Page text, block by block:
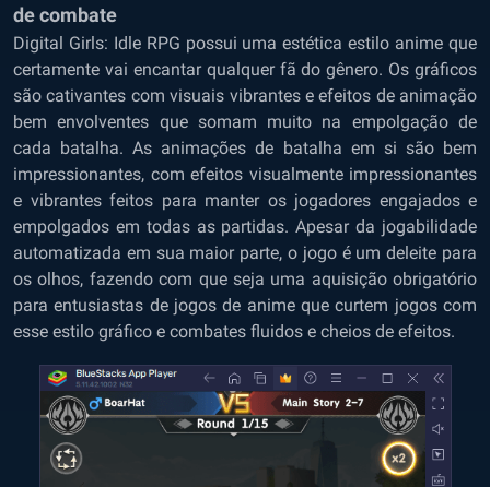
de combate
Digital Girls: Idle RPG possui uma estética estilo anime que
certamente vai encantar qualquer fã do gênero. Os gráficos
são cativantes com visuais vibrantes e efeitos de animação
bem envolventes que somam muito na empolgação de
cada batalha. As animações de batalha em si são bem
impressionantes, com efeitos visualmente impressionantes
e vibrantes feitos para manter os jogadores engajados e
empolgados em todas as partidas. Apesar da jogabilidade
automatizada em sua maior parte, o jogo é um deleite para
os olhos, fazendo com que seja uma aquisição obrigatório
para entusiastas de jogos de anime que curtem jogos com
esse estilo gráfico e combates fluidos e cheios de efeitos.